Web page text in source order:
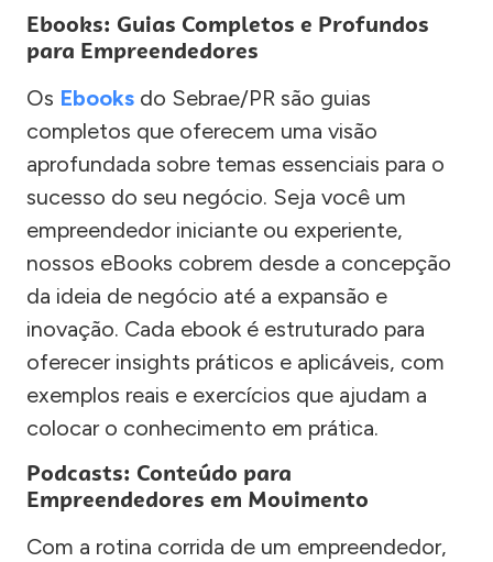
Ebooks: Guias Completos e Profundos
para Empreendedores
Os Ebooks do Sebrae/PR são guias
completos que oferecem uma visão
aprofundada sobre temas essenciais para o
sucesso do seu negócio. Seja você um
empreendedor iniciante ou experiente,
nossos eBooks cobrem desde a concepção
da ideia de negócio até a expansão e
inovação. Cada ebook é estruturado para
oferecer insights práticos e aplicáveis, com
exemplos reais e exercícios que ajudam a
colocar o conhecimento em prática.
Podcasts: Conteúdo para
Empreendedores em Movimento
Com a rotina corrida de um empreendedor,